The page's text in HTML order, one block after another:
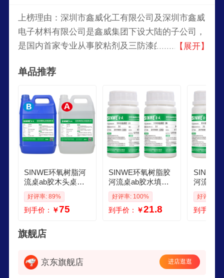
上榜理由：深圳市鑫威化工有限公司及深圳市鑫威
电子材料有限公司是鑫威集团下设大陆的子公司，
是国内首家专业从事胶粘剂及三防漆的高新技术企
漆供应商之一，自成立以来一直致力为客户提供高
【展开】
单品推荐
SINWE环氧树脂河
流桌ab胶木头桌面
茶几桌子工艺品灌
封胶快干水晶滴胶
水 高透明水晶滴胶
好评率: 89%
到手价： ￥75
SINWE环氧树脂胶
河流桌ab胶水填充
灌注胶液体灌封胶
慢干水晶滴胶超硬
高硬度透明手工diy
好评率: 100%
到手价： ￥21.8
SINWE
河流桌
椅木填
封胶快
高硬度
好评率:
到手价：
旗舰店
京东旗舰店 进店逛逛